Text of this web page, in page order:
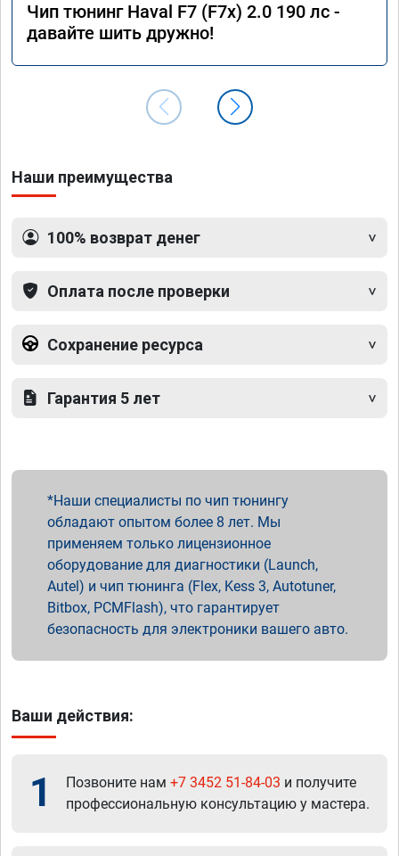
Чип тюнинг Haval F7 (F7x) 2.0 190 лс -
давайте шить дружно!
Наши преимущества
100% возврат денег
Оплата после проверки
Сохранение ресурса
Гарантия 5 лет
Наши специалисты по чип тюнингу
обладают опытом более 8 лет. Мы
применяем только лицензионное
оборудование для диагностики (Launch,
Autel) и чип тюнинга (Flex, Kess 3, Autotuner,
Bitbox, PCMFlash), что гарантирует
безопасность для электроники вашего авто.
Ваши действия:
1 Позвоните нам +7 3452 51-84-03 и получите
профессиональную консультацию у мастера.